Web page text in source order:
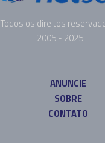
Todos os direitos
2005 - 2025
ANUNCIE
SOBRE
CONTATO